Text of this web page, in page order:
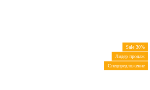
Sale 30%
Лидер продаж
Спецпредложение